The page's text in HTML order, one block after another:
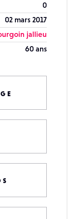
0
02 mars 2017
jallieu
60 ans